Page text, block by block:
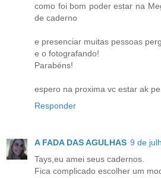
como foi bom poder estar na
de caderno
e presenciar muitas pessoas
e o fotografando!
Parabéns!
espero na proxima vc estar ak
Responder
A FADA DAS AGULHAS 9 de
Tays,eu amei seus cadernos.
Fica complicado escolher um